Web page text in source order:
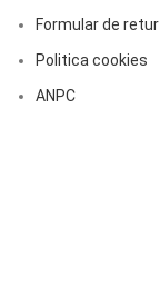
Formular de retur
Politica cookies
ANPC